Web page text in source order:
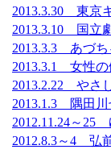
2013.3.30 東京
2013.3.10 国立
2013.3.3 あづち
2013.3.1 女性
2013.2.22 やさ
2013.1.3 隅田川
2012.11.24～25
2012.8.3～4 弘